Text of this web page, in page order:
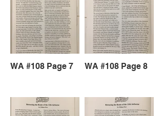
WA #108 Page 7 WA #108 Page 8